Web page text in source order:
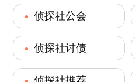
侦探社公会
侦探社讨债